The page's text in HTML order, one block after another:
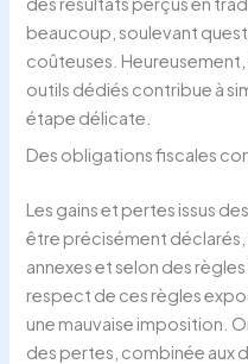
beaucoup, soulevant
coûteuses.
outils dédiés contribue à
étape délicate.
Des obligations fiscales
Les gains et pertes issus
être précisément
annexes et selon des
respect de ces règles
une mauvaise imposition.
des pertes, combinée aux